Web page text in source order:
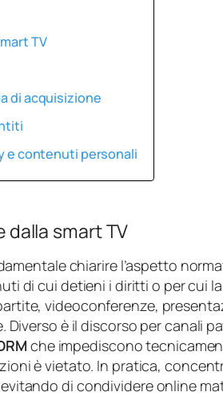
TV
di acquisizione
e contenuti personali
smart TV
chiarire l’aspetto
di cui detieni i diritti o per cui
videoconferenze,
è il discorso per canali
che impediscono
è vietato. In pratica,
di condividere online